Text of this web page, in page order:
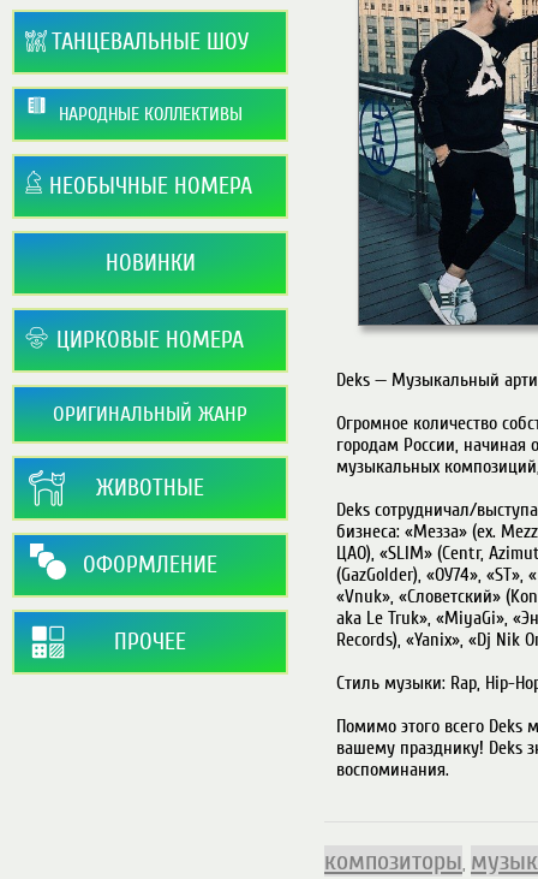
ТАНЦЕВАЛЬНЫЕ ШОУ
НАРОДНЫЕ КОЛЛЕКТИВЫ
НЕОБЫЧНЫЕ НОМЕРА
НОВИНКИ
ЦИРКОВЫЕ НОМЕРА
ОРИГИНАЛЬНЫЙ ЖАНР
ЖИВОТНЫЕ
ОФОРМЛЕНИЕ
ПРОЧЕЕ
Deks — Музыкальный
Огромное количество
городам России, начиная
музыкальных
Deks сотрудничал/
бизнеса: «Мезза» (ex.
ЦАО), «SLIM» (Centr,
(GazGolder), «ОУ74»,
«Vnuk», «Словетский»
aka Le Truk», «MiyaGi»,
Records), «Yanix», «Dj Nik
Стиль музыки: Rap, Hip-
Помимо этого всего
вашему празднику! Deks
воспоминания.
композиторы,